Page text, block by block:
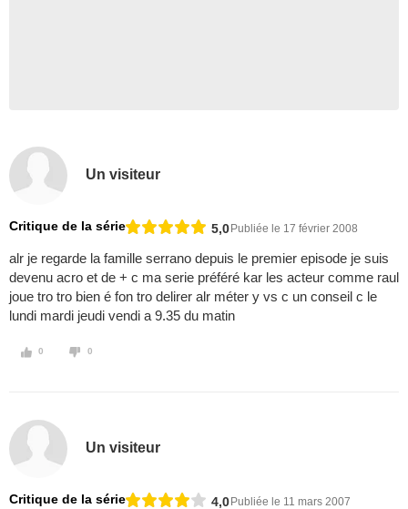
Un visiteur
Critique de la série 5,0 Publiée le 17 février 2008
alr je regarde la famille serrano depuis le premier episode je suis
devenu acro et de + c ma serie préféré kar les acteur comme raul
joue tro tro bien é fon tro delirer alr méter y vs c un conseil c le
lundi mardi jeudi vendi a 9.35 du matin
0 0
Un visiteur
Critique de la série 4,0 Publiée le 11 mars 2007